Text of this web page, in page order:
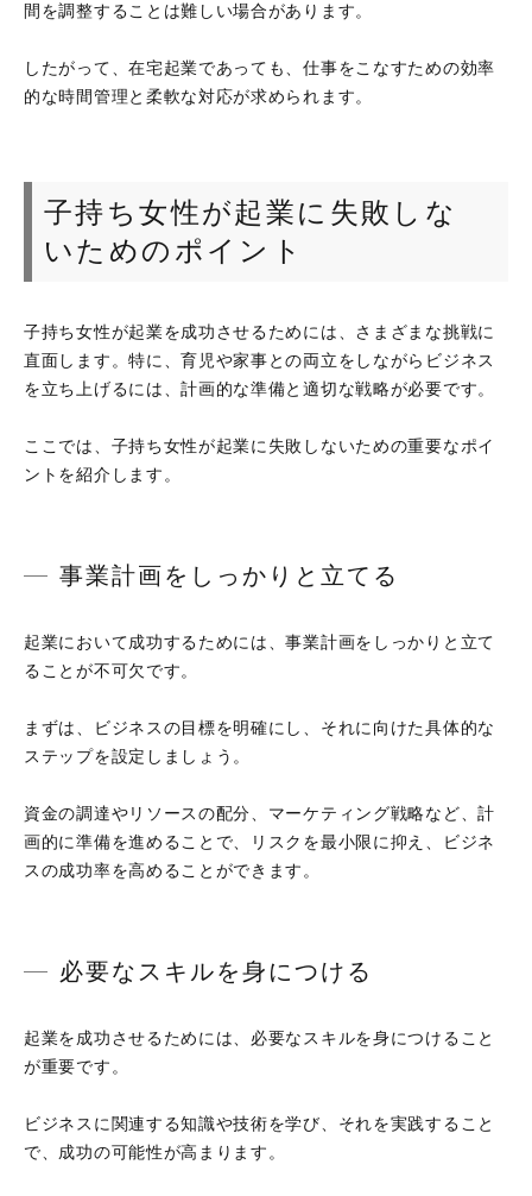
間を調整することは難しい場合があります。
したがって、在宅起業であっても、仕事をこなすための効率
的な時間管理と柔軟な対応が求められます。
子持ち女性が起業に失敗しな
いためのポイント
子持ち女性が起業を成功させるためには、さまざまな挑戦に
直面します。特に、育児や家事との両立をしながらビジネス
を立ち上げるには、計画的な準備と適切な戦略が必要です。
ここでは、子持ち女性が起業に失敗しないための重要なポイ
ントを紹介します。
事業計画をしっかりと立てる
起業において成功するためには、事業計画をしっかりと立て
ることが不可欠です。
まずは、ビジネスの目標を明確にし、それに向けた具体的な
ステップを設定しましょう。
資金の調達やリソースの配分、マーケティング戦略など、計
画的に準備を進めることで、リスクを最小限に抑え、ビジネ
スの成功率を高めることができます。
必要なスキルを身につける
起業を成功させるためには、必要なスキルを身につけること
が重要です。
ビジネスに関連する知識や技術を学び、それを実践すること
で、成功の可能性が高まります。